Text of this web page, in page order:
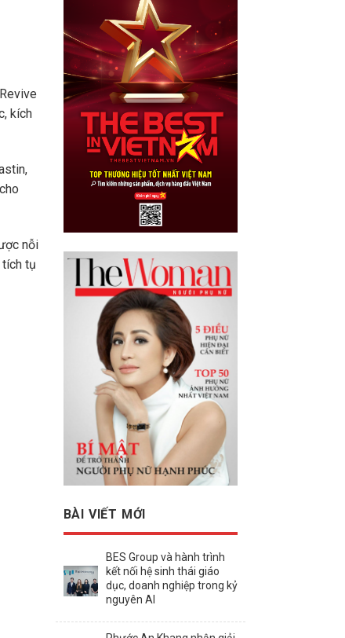
kích
nỗi
tụ
BÀI VIẾT MỚI
BES Group và hành trình
kết nối hệ sinh thái giáo
dục, doanh nghiệp trong kỷ
nguyên AI